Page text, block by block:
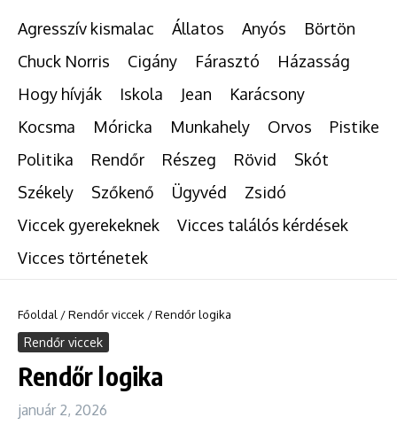
Agresszív kismalac Állatos Anyós
Börtön
Chuck Norris
Cigány Fárasztó
Házasság
Hogy hívják
Iskola Jean
Karácsony
Kocsma
Móricka Munkahely Orvos
Pistike
Politika
Rendőr Részeg Rövid
Skót
Székely
Szőkenő Ügyvéd
Zsidó
Viccek gyerekeknek
Vicces találós kérdések
Vicces történetek
Főoldal /Rendőr viccek /Rendőr logika
Rendőr viccek
Rendőr logika
január 2, 2026